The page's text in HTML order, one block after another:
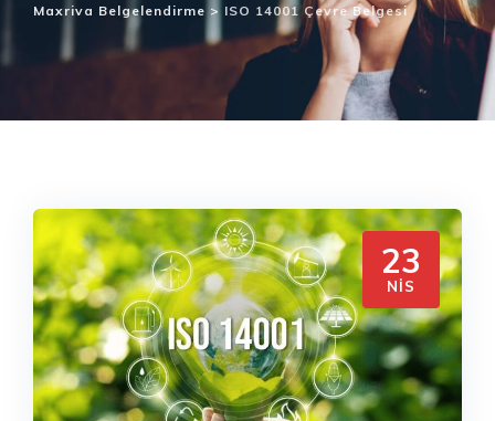
Maxriva Belgelendirme > ISO 14001 Çevre Belgesi
23
NIS